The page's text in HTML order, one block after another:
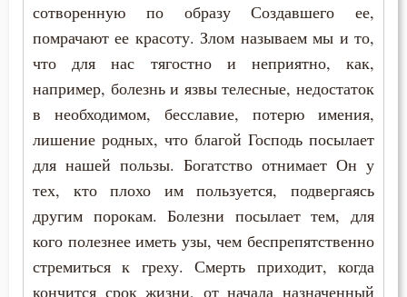
сотворенную по образу Создавшего ее,
помрачают ее красоту. Злом называем мы и то,
что для нас тягостно и неприятно, как,
например, болезнь и язвы телесные, недостаток
в необходимом, бесславие, потерю имения,
лишение родных, что благой Господь посылает
для нашей пользы. Богатство отнимает Он у
тех, кто плохо им пользуется, подвергаясь
другим порокам. Болезни посылает тем, для
кого полезнее иметь узы, чем беспрепятственно
стремиться к греху. Смерть приходит, когда
кончится срок жизни, от начала назначенный